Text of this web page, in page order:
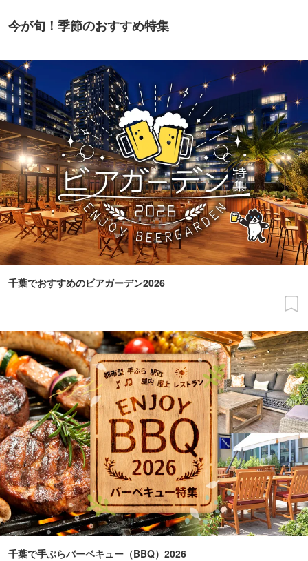
今が旬！季節のおすすめ特集
千葉でおすすめのビアガーデン2026
千葉で手ぶらバーベキュー（BBQ）2026